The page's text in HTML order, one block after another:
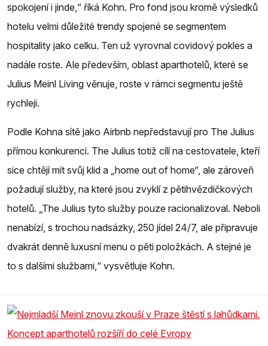
spokojení i jinde,“ říká Kohn. Pro fond jsou kromě výsledků
hotelu velmi důležité trendy spojené se segmentem
hospitality jako celku. Ten už vyrovnal covidový pokles a
nadále roste. Ale především, oblast aparthotelů, které se
Julius Meinl Living věnuje, roste v rámci segmentu ještě
rychleji.
Podle Kohna sítě jako Airbnb nepředstavují pro The Julius
přímou konkurenci. The Julius totiž cílí na cestovatele, kteří
sice chtějí mít svůj klid a „home out of home“, ale zároveň
požadují služby, na které jsou zvyklí z pětihvězdičkových
hotelů. „The Julius tyto služby pouze racionalizoval. Neboli
nenabízí, s trochou nadsázky, 250 jídel 24/7, ale připravuje
dvakrát denně luxusní menu o pěti položkách. A stejné je
to s dalšími službami,“ vysvětluje Kohn.